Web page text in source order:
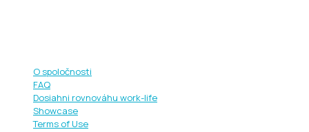
O spoločnosti
FAQ
Dosiahni rovnováhu work-life
Showcase
Terms of Use